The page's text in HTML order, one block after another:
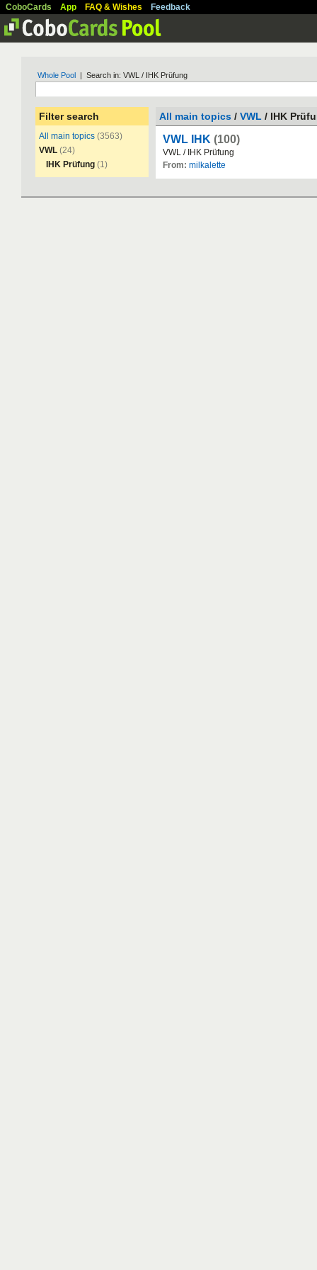
CoboCards App FAQ & Wishes Feedback
Whole Pool | Search in: VWL / IHK Prüfung
Filter search
All main topics (3563)
VWL (24)
IHK Prüfung (1)
All main topics / VWL / IHK
VWL IHK (100)
VWL / IHK Prüfung
From: milkalette